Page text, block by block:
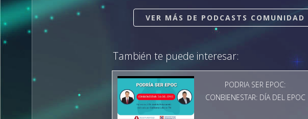
VER MÁS DE PODCASTS COMUNIDAD
También te puede interesar:
PODRIA SER EPOC:
CONBIENESTAR: DÍA DEL EPOC